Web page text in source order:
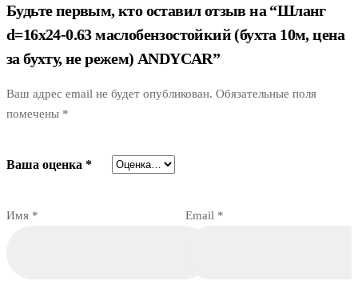
Будьте первым, кто оставил отзыв на “Шланг
d=16х24-0.63 маслобензостойкий (бухта 10м, цена
за бухту, не режем) ANDYCAR”
Ваш адрес email не будет опубликован. Обязательные поля
помечены *
Имя * Email *
Ваша оценка *